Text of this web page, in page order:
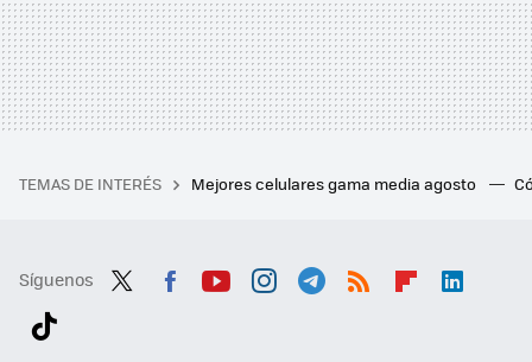
TEMAS DE INTERÉS Mejores celulares gama media agosto
Síguenos